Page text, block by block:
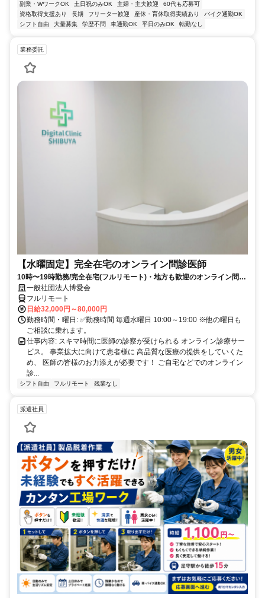
副業・WワークOK
土日祝のみOK 主婦・主夫歓迎
60代も応募可
資格取得支援あり
長期 フリーター歓迎 産休・育休取得実績あり
バイク通勤OK
シフト自由
大量募集 学歴不問 車通勤OK 平日のみOK 転勤なし
業務委託
【水曜固定】完全在宅のオンライン問診医師
10時〜19時勤務/完全在宅(フルリモート)・地方も歓迎のオンライン問診
業務一般社団法人博愛会
フルリモート
日給32,000円～80,000円
勤務時間・曜日: ✅勤務時間 毎週水曜日 10:00～19:00 ※他の曜日も
ご相談に乗れます。
仕事内容: スキマ時間に医師の診察が受けられる オンライン診療サー
ビス。 事業拡大に向けて患者様に 高品質な医療の提供をしていくた
め、 医師の皆様のお力添えが必要です！ ご自宅などでのオンライン
診...
シフト自由 フルリモート 残業なし
派遣社員